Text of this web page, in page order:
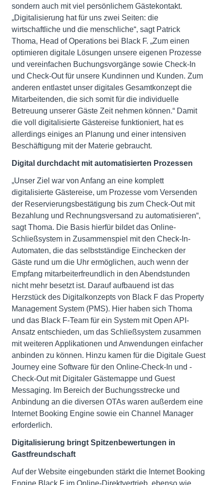
sondern auch mit viel persönlichem Gästekontakt.
„Digitalisierung hat für uns zwei Seiten: die
wirtschaftliche und die menschliche“, sagt Patrick
Thoma, Head of Operations bei Black F. „Zum einen
optimieren digitale Lösungen unsere eigenen Prozesse
und vereinfachen Buchungsvorgänge sowie Check-In
und Check-Out für unsere Kundinnen und Kunden. Zum
anderen entlastet unser digitales Gesamtkonzept die
Mitarbeitenden, die sich somit für die individuelle
Betreuung unserer Gäste Zeit nehmen können.“ Damit
die voll digitalisierte Gästereise funktioniert, hat es
allerdings einiges an Planung und einer intensiven
Beschäftigung mit der Materie gebraucht.
Digital durchdacht mit automatisierten Prozessen
„Unser Ziel war von Anfang an eine komplett
digitalisierte Gästereise, um Prozesse vom Versenden
der Reservierungsbestätigung bis zum Check-Out mit
Bezahlung und Rechnungsversand zu automatisieren“,
sagt Thoma. Die Basis hierfür bildet das Online-
Schließsystem in Zusammenspiel mit den Check-In-
Automaten, die das selbstständige Einchecken der
Gäste rund um die Uhr ermöglichen, auch wenn der
Empfang mitarbeiterfreundlich in den Abendstunden
nicht mehr besetzt ist. Darauf aufbauend ist das
Herzstück des Digitalkonzepts von Black F das Property
Management System (PMS). Hier haben sich Thoma
und das Black F-Team für ein System mit Open API-
Ansatz entschieden, um das Schließsystem zusammen
mit weiteren Applikationen und Anwendungen einfacher
anbinden zu können. Hinzu kamen für die Digitale Guest
Journey eine Software für den Online-Check-In und -
Check-Out mit Digitaler Gästemappe und Guest
Messaging. Im Bereich der Buchungsstrecke und
Anbindung an die diversen OTAs waren außerdem eine
Internet Booking Engine sowie ein Channel Manager
erforderlich.
Digitalisierung bringt Spitzenbewertungen in
Gastfreundschaft
Auf der Website eingebunden stärkt die Internet Booking
Engine Black F im Online-Direktvertrieb, ebenso wie